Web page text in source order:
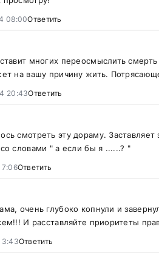
08:00Ответить
многих переосмыслить
на вашу причину жить.
20:43Ответить
смотреть эту дораму.
словами " а если бы я ......? "
Ответить
очень глубоко копнули и
И расставляйте приоритеты
Ответить